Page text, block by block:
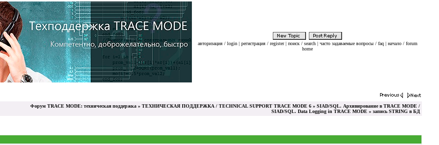
авторизация / login| регистрация / register | поиск / search| часто задаваемые вопросы / faq| начало / forum
home
Форум TRACE MODE: техническая поддержка » ТЕХНИЧЕСКАЯ ПОДДЕРЖКА / TECHNICAL SUPPORT TRACE MODE 6 » SIAD/SQL. Архивирование в TRACE MODE /
SIAD/SQL. Data Logging in TRACE MODE » запись STRING в БД